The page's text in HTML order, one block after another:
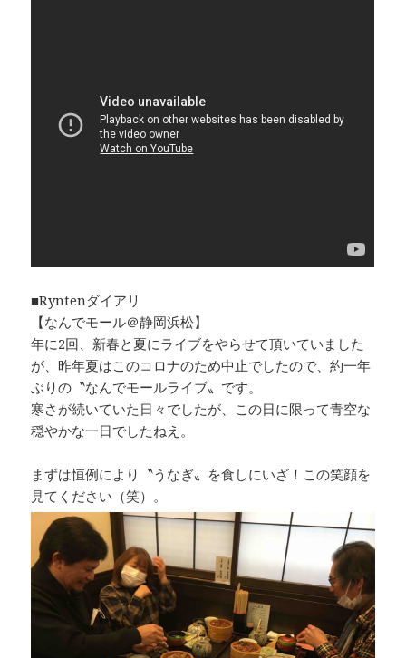
■Ryntenダイアリ
【なんでモール＠静岡浜松】
年に2回、新春と夏にライブをやらせて頂いていました
が、昨年夏はこのコロナのため中止でしたので、約一年
ぶりの〝なんでモールライブ〟です。
寒さが続いていた日々でしたが、この日に限って青空な
穏やかな一日でしたねえ。
まずは恒例により〝うなぎ〟を食しにいざ！この笑顔を
見てください（笑）。